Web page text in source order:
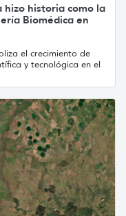
hizo historia como la
Biomédica en
el crecimiento de
y tecnológica en el